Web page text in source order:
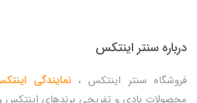
درباره سنتر اینتکس
فروشگاه سنتر اینتکس ،نمایندگی
محصولات بادی و تفریحی برندهای اینتکس